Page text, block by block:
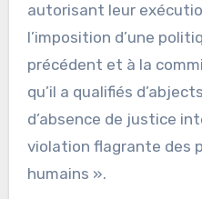
autorisant leur
l’imposition d’une
précédent et à la
qu’il a qualifiés
d’absence de justice
violation flagrante des
humains ».